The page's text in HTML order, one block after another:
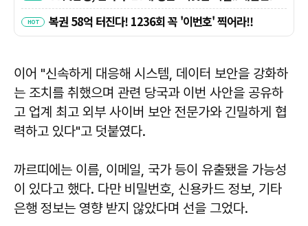
이어 "신속하게 대응해 시스템, 데이터 보안을 강화하
는 조치를 취했으며 관련 당국과 이번 사안을 공유하
고 업계 최고 외부 사이버 보안 전문가와 긴밀하게 협
력하고 있다"고 덧붙였다.
까르띠에는 이름, 이메일, 국가 등이 유출됐을 가능성
이 있다고 했다. 다만 비밀번호, 신용카드 정보, 기타
은행 정보는 영향 받지 않았다며 선을 그었다.